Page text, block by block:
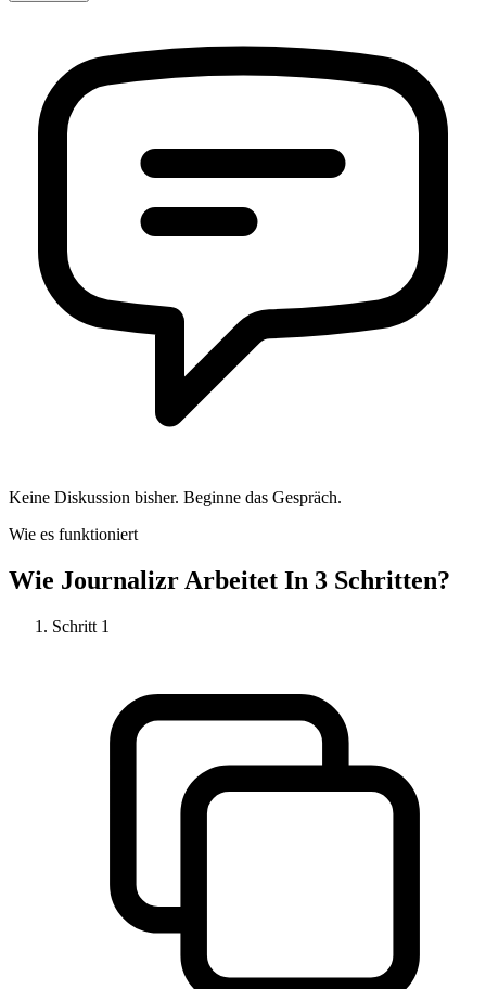
Keine Diskussion bisher. Beginne das Gespräch.
Wie es funktioniert
Wie Journalizr Arbeitet In 3 Schritten?
Schritt 1